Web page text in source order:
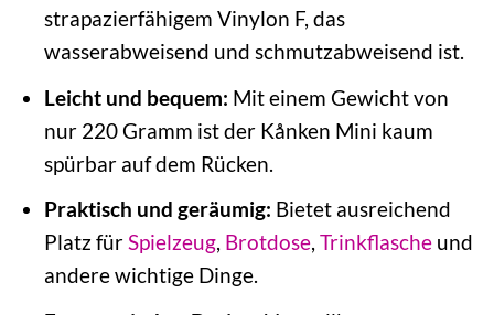
strapazierfähigem Vinylon F, das
wasserabweisend und schmutzabweisend ist.
Leicht und bequem: Mit einem Gewicht von
nur 220 Gramm ist der Kånken Mini kaum
spürbar auf dem Rücken.
Praktisch und geräumig: Bietet ausreichend
Platz fürSpielzeug, Brotdose, Trinkflascheund
andere wichtige Dinge.